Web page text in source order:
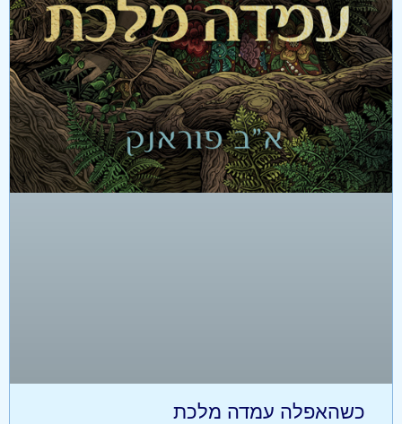
כשהאפלה עמדה מלכת